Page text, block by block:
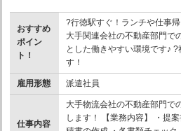
おすすめ
ポイン
ト！
?行徳駅すぐ！ランチや仕事
大手関連会社の不動産部門で
とした働きやすい環境です♪
す！
雇用形態 派遣社員
仕事内容
大手物流会社の不動産部門で
します！ 【業務内容】 ・提